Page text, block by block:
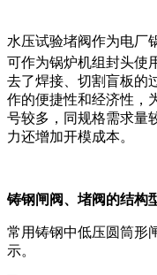
水压试验堵阀作为电厂
可作为锅炉机组封头使
去了焊接、切割盲板的
作的便捷性和经济性，
号较多，同规格需求量
力还增加开模成本。
铸钢闸阀、堵阀的结构
常用铸钢中低压圆筒形
示。